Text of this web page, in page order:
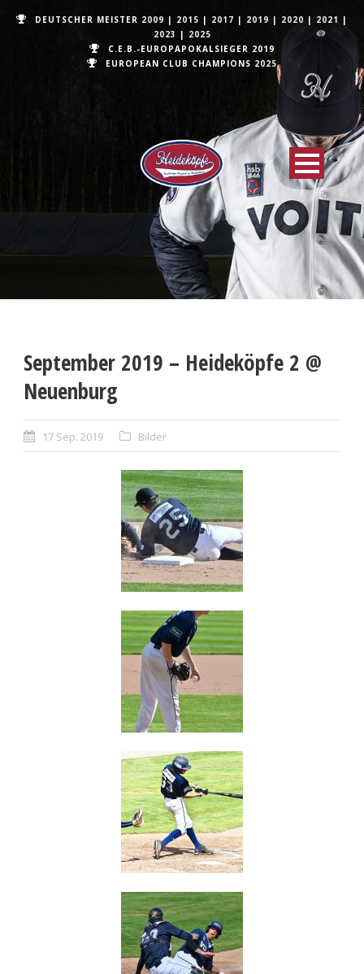
DEUTSCHER MEISTER 2009 | 2015 | 2017 | 2019 | 2020 | 2021 |
2023 | 2025
C.E.B.-EUROPAPOKALSIEGER 2019
EUROPEAN CLUB CHAMPIONS 2025
September 2019 – Heideköpfe 2 @
Neuenburg
17 Sep. 2019 Bilder